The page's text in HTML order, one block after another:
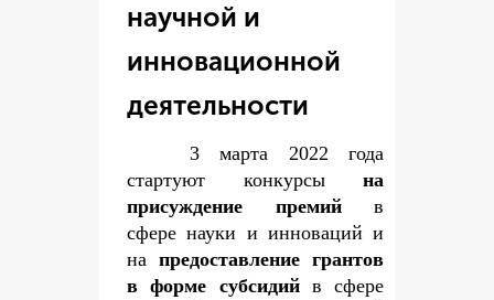
научной и
инновационной
деятельности
3 марта 2022 года
стартуют конкурсына
присуждение премийв
сфере науки и инноваций и
на предоставление грантов
в форме субсидийв сфере